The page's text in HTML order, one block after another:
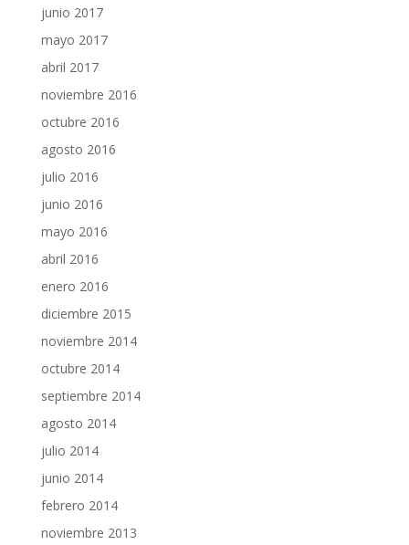
junio 2017
mayo 2017
abril 2017
noviembre 2016
octubre 2016
agosto 2016
julio 2016
junio 2016
mayo 2016
abril 2016
enero 2016
diciembre 2015
noviembre 2014
octubre 2014
septiembre 2014
agosto 2014
julio 2014
junio 2014
febrero 2014
noviembre 2013